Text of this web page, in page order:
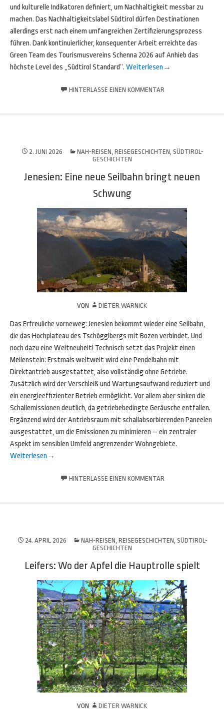
und kulturelle Indikatoren definiert, um Nachhaltigkeit messbar zu
machen. Das Nachhaltigkeitslabel Südtirol dürfen Destinationen
allerdings erst nach einem umfangreichen Zertifizierungsprozess
führen. Dank kontinuierlicher, konsequenter Arbeit erreichte das
Green Team des Tourismusvereins Schenna 2026 auf Anhieb das
höchste Level des „Südtirol Standard“. Weiterlesen →
HINTERLASSE EINEN KOMMENTAR
2. JUNI 2026 NAH-REISEN, REISEGESCHICHTEN, SÜDTIROL-
GESCHICHTEN
Jenesien: Eine neue Seilbahn bringt neuen
Schwung
VON DIETER WARNICK
Das Erfreuliche vorneweg: Jenesien bekommt wieder eine Seilbahn,
die das Hochplateau des Tschögglbergs mit Bozen verbindet. Und
noch dazu eine Weltneuheit! Technisch setzt das Projekt einen
Meilenstein: Erstmals weltweit wird eine Pendelbahn mit
Direktantrieb ausgestattet, also vollständig ohne Getriebe.
Zusätzlich wird der Verschleiß und Wartungsaufwand reduziert und
ein energieeffizienter Betrieb ermöglicht. Vor allem aber sinken die
Schallemissionen deutlich, da getriebebedingte Geräusche entfallen.
Ergänzend wird der Antriebsraum mit schallabsorbierenden Paneelen
ausgestattet, um die Emissionen zu minimieren – ein zentraler
Aspekt im sensiblen Umfeld angrenzender Wohngebiete.
Weiterlesen →
HINTERLASSE EINEN KOMMENTAR
24. APRIL 2026 NAH-REISEN, REISEGESCHICHTEN, SÜDTIROL-
GESCHICHTEN
Leifers: Wo der Apfel die Hauptrolle spielt
VON DIETER WARNICK